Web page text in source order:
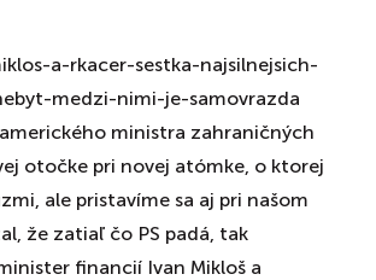
a-rkacer-sestka-najsilnejsich-
medzi-nimi-je-samovrazda
ministra zahraničných
otočke pri novej atómke, o ktorej
ale pristavíme sa aj pri našom
že zatiaľ čo PS padá, tak
financií Ivan Mikloš a